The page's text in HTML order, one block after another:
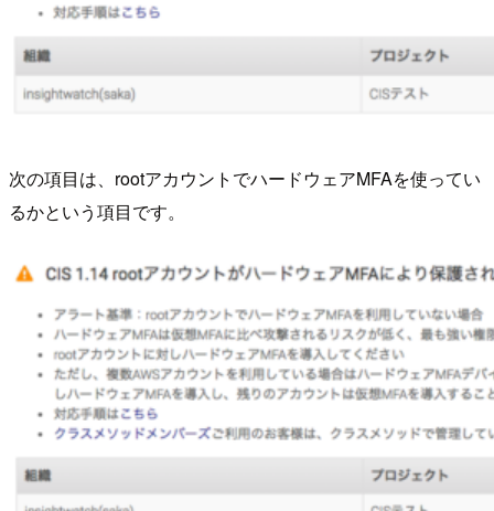
次の項目は、rootアカウントでハードウェアMFAを使ってい
るかという項目です。